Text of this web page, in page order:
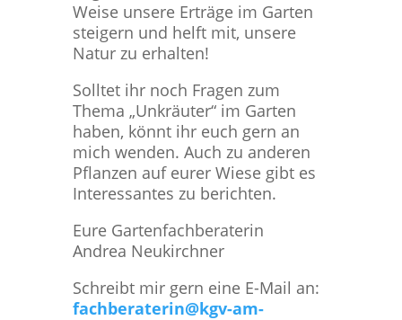
Weise unsere Erträge im Garten
steigern und helft mit, unsere
Natur zu erhalten!
Solltet ihr noch Fragen zum
Thema „Unkräuter“ im Garten
haben, könnt ihr euch gern an
mich wenden. Auch zu anderen
Pflanzen auf eurer Wiese gibt es
Interessantes zu berichten.
Eure Gartenfachberaterin
Andrea Neukirchner
Schreibt mir gern eine E-Mail an:
fachberaterin@kgv-am-